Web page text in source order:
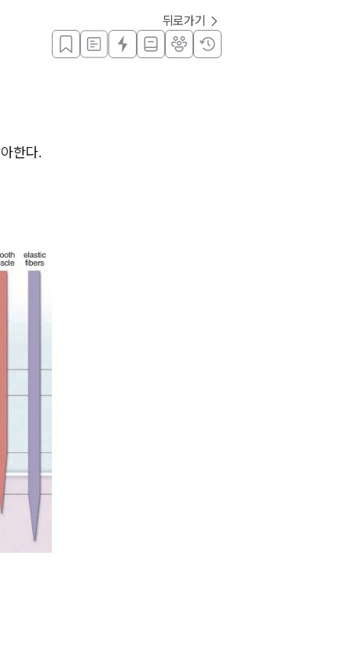
뒤로가기
한다.